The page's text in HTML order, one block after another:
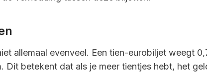
allemaal evenveel. Een tien-eurobiljet weegt
Dit betekent dat als je meer tientjes hebt, het